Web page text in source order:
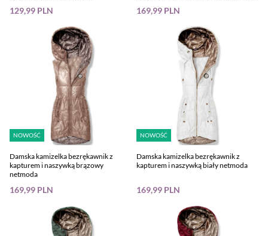
129,99 PLN 169,99 PLN
NOWOŚĆ
Damska kamizelka bezrękawnik z
kapturem i naszywką brązowy
netmoda
169,99 PLN
NOWOŚĆ
Damska kamizelka bezrękawnik z
kapturem i naszywką biały netmoda
169,99 PLN